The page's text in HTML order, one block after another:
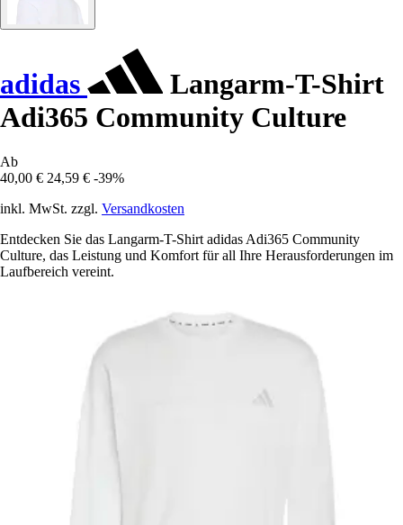
adidas
Langarm-T-Shirt
Adi365 Community Culture
Ab
40,00 € 24,59 € -39%
inkl. MwSt. zzgl. Versandkosten
Entdecken Sie das Langarm-T-Shirt adidas Adi365 Community
Culture, das Leistung und Komfort für all Ihre Herausforderungen im
Laufbereich vereint.